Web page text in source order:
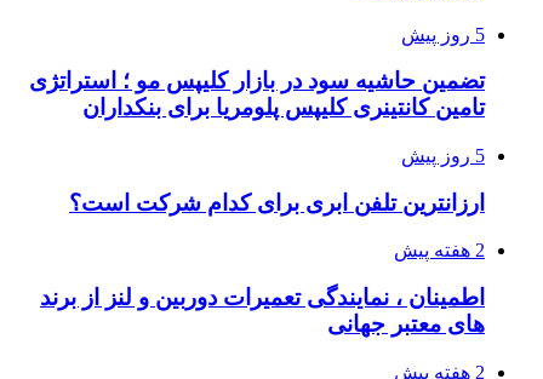
5 روز پیش
تضمین حاشیه سود در بازار کلیپس مو ؛ استراتژی
تامین کانتینری کلیپس پلومریا برای بنکداران
5 روز پیش
ارزانترین تلفن ابری برای کدام شرکت است؟
2 هفته پیش
اطمینان ، نمایندگی تعمیرات دوربین و لنز از برند
های معتبر جهانی
2 هفته پیش